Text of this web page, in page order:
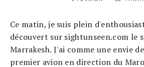
Ce matin, je suis plein
découvert sur sightunseen.com le
Marrakesh. J'ai comme une envie
premier avion en direction du